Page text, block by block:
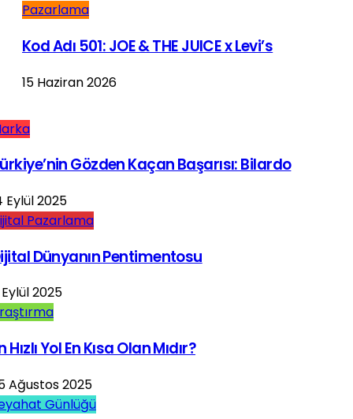
Pazarlama
Kod Adı 501: JOE & THE JUICE x Levi’s
15 Haziran 2026
Gözden Kaçan Başarısı: Bilardo
Eylül 2025
Pazarlama
Dünyanın Pentimentosu
2025
Hızlı Yol En Kısa Olan Mıdır?
Ağustos 2025
Günlüğü